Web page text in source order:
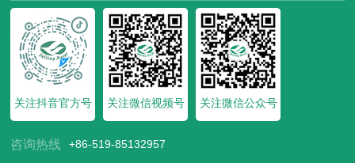
关注抖音官方号 关注微信视频号 关注微信公众号
咨询热线 +86-519-85132957